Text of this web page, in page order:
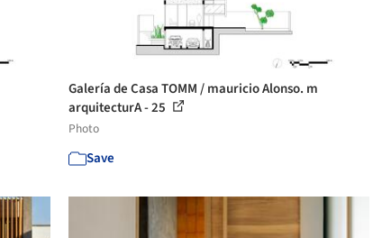
Galería de Casa TOMM / mauricio Alonso. m
arquitecturA - 25
Photo
Save